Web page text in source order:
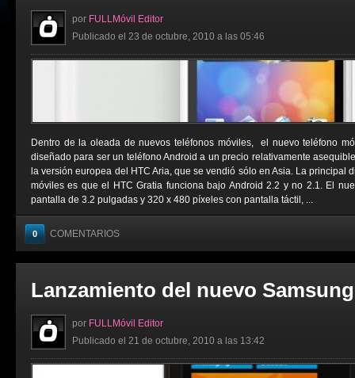
por FULLMóvil Editor
Publicado el 23 de octubre, 2010 a las 05:46
Dentro de la oleada de nuevos teléfonos móviles, el nuevo teléfono
diseñado para ser un teléfono Android a un precio relativamente
la versión europea del HTC Aria, que se vendió sólo en Asia. La principal
móviles es que el HTC Gratia funciona bajo Android 2.2 y no 2.1. El
pantalla de 3.2 pulgadas y 320 x 480 píxeles con pantalla táctil, ...
0 COMENTARIOS
Lanzamiento del nuevo
por FULLMóvil Editor
Publicado el 21 de octubre, 2010 a las 13:42